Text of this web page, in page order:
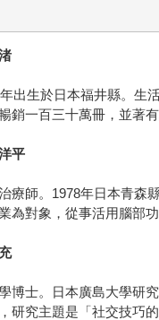
出生於日本福井縣。生
銷一百三十萬冊，並著
平
療師。1978年日本青森
為對象，從事活用腦部
博士。日本廣島大學研
研究主題是「社交技巧